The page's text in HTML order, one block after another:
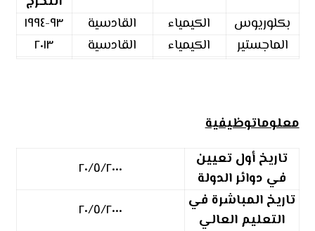
بكلوريوس
الكيمياء القادسية
٩٣-١٩٩٤
الماجستير
الكيمياء القادسية ٢٠١٣
معلوماتوظيفية
تاريخ أول تعيين
في دوائر الدولة
٢٠/٥/٢٠٠٠
تاريخ المباشرة في
التعليم العالي
٢٠/٥/٢٠٠٠